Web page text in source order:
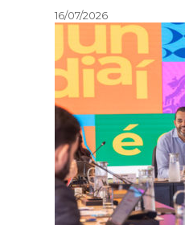
16/07/2026